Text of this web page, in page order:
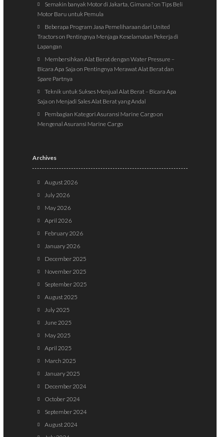
Semakin banyak Motor di Jakarta, Gimana?onTips Beli
Motor Baru untuk Pemula
Beberapa Program Jasa Pemeliharaan dari United
Tractorson Pentingnya Menjaga Keselamatan Pekerja di
Lapangan
Membersihkan Alat Berat dengan Water Pressure –
Bicara Apa Saja on Pentingnya Merawat Alat Berat dan
Spare Partnya
Teknik untuk Sukses Menjual Alat Berat – Bicara Apa
Saja on Menjadi Sales Alat Berat yang Andal
Pembagian Kategori Asuransi Marine Cargoon
Mengenal Asuransi Marine Cargo
Archives
August 2026
July 2026
May 2026
April 2026
February 2026
January 2026
December 2025
November 2025
September 2025
August 2025
July 2025
June 2025
May 2025
April 2025
March 2025
January 2025
December 2024
October 2024
September 2024
August 2024